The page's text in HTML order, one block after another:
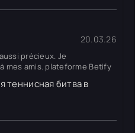
20.03.26
précieux. Je
mes amis. plateforme Betify
битва в